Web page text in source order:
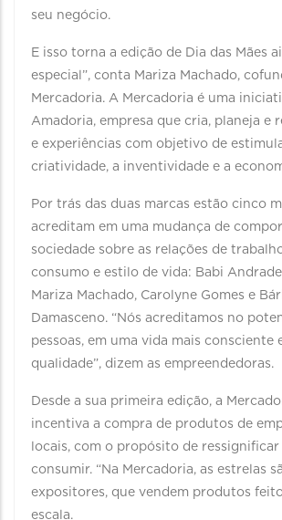
seu negócio.
E isso torna a edição de Dia das Mães
especial”, conta Mariza Machado,
Mercadoria. A Mercadoria é uma
Amadoria, empresa que cria, planeja e
e experiências com objetivo de
criatividade, a inventividade e a
Por trás das duas marcas estão cinco
acreditam em uma mudança de
sociedade sobre as relações de
consumo e estilo de vida: Babi
Mariza Machado, Carolyne Gomes e
Damasceno. “Nós acreditamos no
pessoas, em uma vida mais consciente
qualidade”, dizem as empreendedoras.
Desde a sua primeira edição, a
incentiva a compra de produtos de
locais, com o propósito de
consumir. “Na Mercadoria, as estrelas
expositores, que vendem produtos
escala.